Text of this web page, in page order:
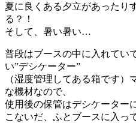
夏に良くある夕立があったり
る？！
そして、暑い暑い…
普段はブースの中に入れてい
い”デシケーター”
（湿度管理してある箱です）
な機材なので、
使用後の保管はデシケーター
こないだ、ふとブースに入っ